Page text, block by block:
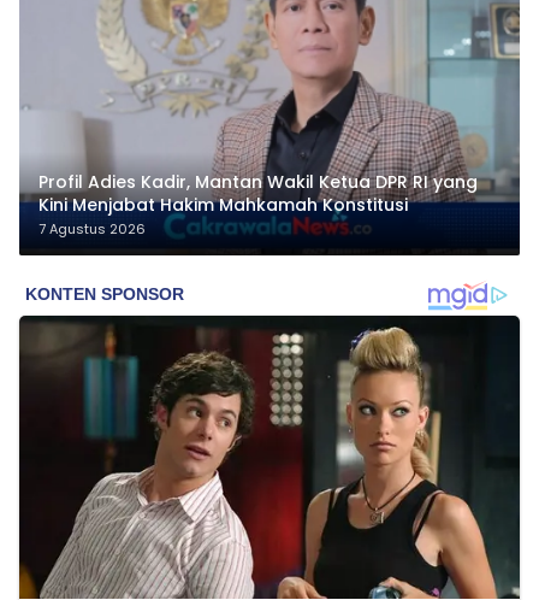
Profil Adies Kadir, Mantan Wakil Ketua DPR RI yang
Kini Menjabat Hakim Mahkamah Konstitusi
7 Agustus 2026